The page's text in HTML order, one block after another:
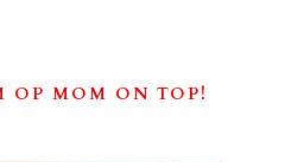
OP MOM ON TOP!